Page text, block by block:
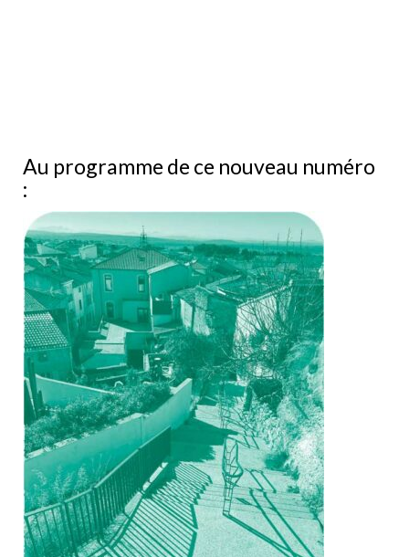
Au programme de ce nouveau numéro
: